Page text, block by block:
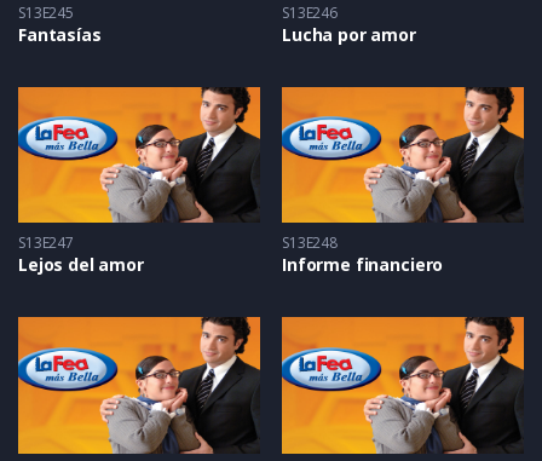
S13E245
Fantasías
S13E246
Lucha por amor
S13E247
Lejos del amor
S13E248
Informe financiero